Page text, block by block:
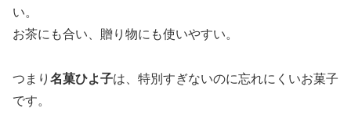
い。
お茶にも合い、贈り物にも使いやすい。
つまり 名菓ひよ子は、特別すぎないのに忘れにくいお菓子
です。